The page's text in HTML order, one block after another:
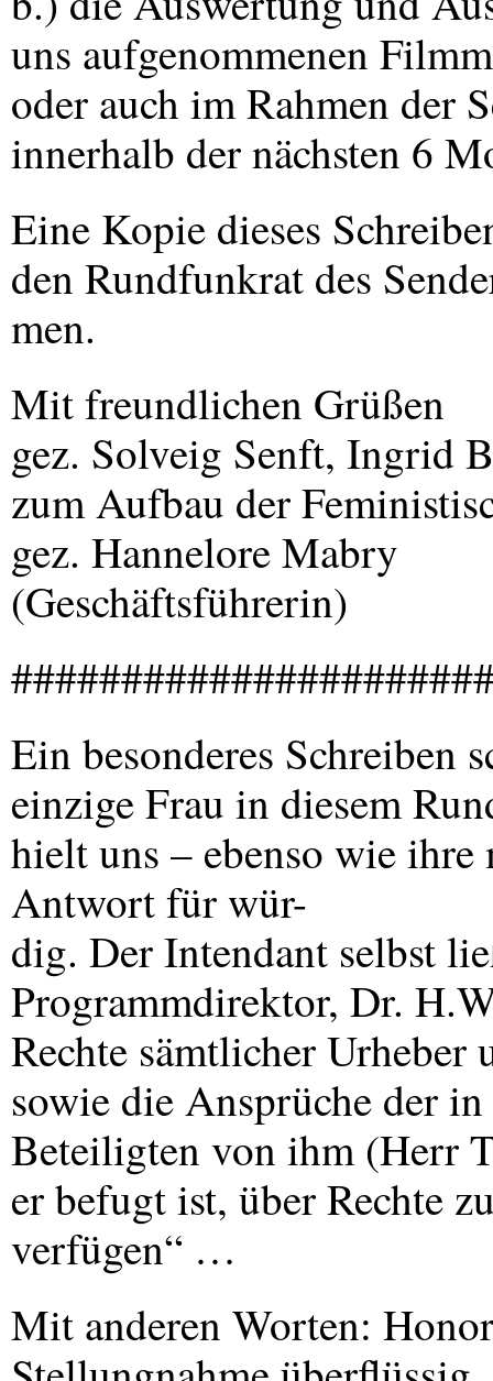
uns aufgenommenen
oder auch im Rahmen der
innerhalb der nächsten 6
Eine Kopie dieses
den Rundfunkrat des
men.
Mit freundlichen Grüßen
gez. Solveig Senft, Ingrid
zum Aufbau der
gez. Hannelore Mabry
(Geschäftsführerin)
Ein besonderes Schreiben
einzige Frau in diesem
hielt uns – ebenso wie
Antwort für wür-
dig. Der Intendant selbst
Programmdirektor, Dr.
Rechte sämtlicher
sowie die Ansprüche der
Beteiligten von ihm (Herr
er befugt ist, über Rechte
verfügen“ …
Mit anderen Worten: